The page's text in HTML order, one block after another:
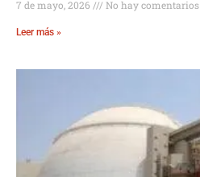
7 de mayo, 2026 No hay comentarios
Leer más »